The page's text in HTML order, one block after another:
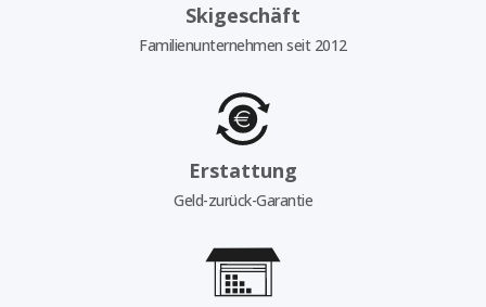
Skigeschäft
Familienunternehmen seit 2012
Erstattung
Geld-zurück-Garantie